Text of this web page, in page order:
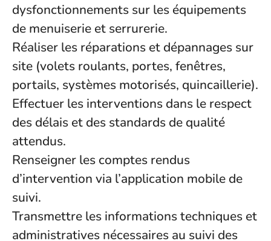
dysfonctionnements sur les équipements
de menuiserie et serrurerie.
Réaliser les réparations et dépannages sur
site (volets roulants, portes, fenêtres,
portails, systèmes motorisés, quincaillerie).
Effectuer les interventions dans le respect
des délais et des standards de qualité
attendus.
Renseigner les comptes rendus
d’intervention via l’application mobile de
suivi.
Transmettre les informations techniques et
administratives nécessaires au suivi des